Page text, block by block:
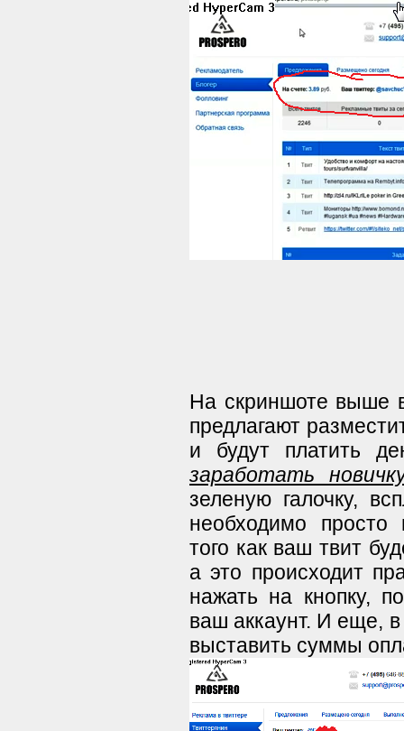
На скриншоте выше
предлагают
и будут платить
заработать
зеленую галочку,
необходимо просто
того как ваш твит
а это происходит
нажать на кнопку,
ваш аккаунт. И еще,
выставить суммы